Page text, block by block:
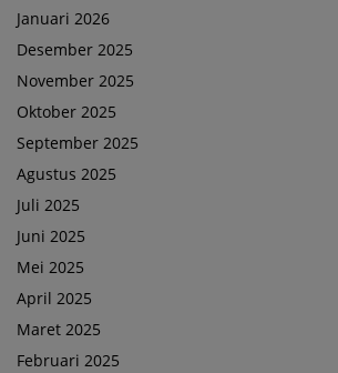
Januari 2026
Desember 2025
November 2025
Oktober 2025
September 2025
Agustus 2025
Juli 2025
Juni 2025
Mei 2025
April 2025
Maret 2025
Februari 2025